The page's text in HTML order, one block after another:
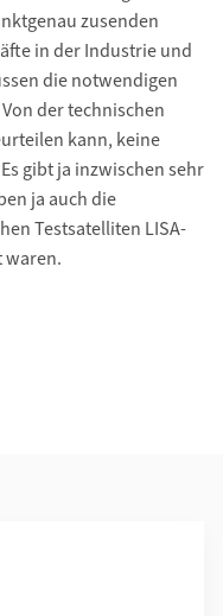
zusenden
in der Industrie und
die notwendigen
der technischen
kann, keine
gibt ja inzwischen sehr
ja auch die
Testsatelliten LISA-
waren.